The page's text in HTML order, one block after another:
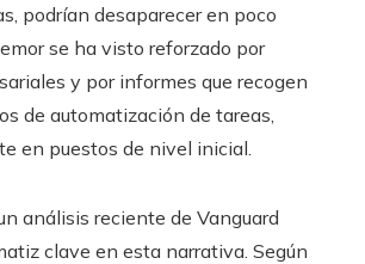
podrían desaparecer en poco
se ha visto reforzado por
y por informes que recogen
de automatización de tareas,
en puestos de nivel inicial.
análisis reciente de Vanguard
clave en esta narrativa. Según